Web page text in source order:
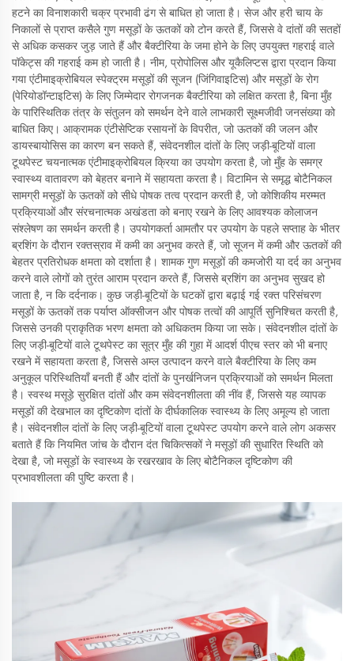
हटने का विनाशकारी चक्र प्रभावी ढंग से बाधित हो जाता है। सेज और हरी चाय के
निकालों से प्राप्त कसैले गुण मसूड़ों के ऊतकों को टोन करते हैं, जिससे वे दांतों की सतहों
से अधिक कसकर जुड़ जाते हैं और बैक्टीरिया के जमा होने के लिए उपयुक्त गहराई वाले
पॉकेट्स की गहराई कम हो जाती है। नीम, प्रोपोलिस और यूकैलिप्टस द्वारा प्रदान किया
गया एंटीमाइक्रोबियल स्पेक्ट्रम मसूड़ों की सूजन (जिंगिवाइटिस) और मसूड़ों के रोग
(पेरियोडॉन्टाइटिस) के लिए जिम्मेदार रोगजनक बैक्टीरिया को लक्षित करता है, बिना मुँह
के पारिस्थितिक तंत्र के संतुलन को समर्थन देने वाले लाभकारी सूक्ष्मजीवी जनसंख्या को
बाधित किए। आक्रामक एंटीसेप्टिक रसायनों के विपरीत, जो ऊतकों की जलन और
डायस्बायोसिस का कारण बन सकते हैं, संवेदनशील दांतों के लिए जड़ी-बूटियों वाला
टूथपेस्ट चयनात्मक एंटीमाइक्रोबियल क्रिया का उपयोग करता है, जो मुँह के समग्र
स्वास्थ्य वातावरण को बेहतर बनाने में सहायता करता है। विटामिन से समृद्ध बोटैनिकल
सामग्री मसूड़ों के ऊतकों को सीधे पोषक तत्व प्रदान करती है, जो कोशिकीय मरम्मत
प्रक्रियाओं और संरचनात्मक अखंडता को बनाए रखने के लिए आवश्यक कोलाजन
संश्लेषण का समर्थन करती है। उपयोगकर्ता आमतौर पर उपयोग के पहले सप्ताह के भीतर
ब्रशिंग के दौरान रक्तस्राव में कमी का अनुभव करते हैं, जो सूजन में कमी और ऊतकों की
बेहतर प्रतिरोधक क्षमता को दर्शाता है। शामक गुण मसूड़ों की कमजोरी या दर्द का अनुभव
करने वाले लोगों को तुरंत आराम प्रदान करते हैं, जिससे ब्रशिंग का अनुभव सुखद हो
जाता है, न कि दर्दनाक। कुछ जड़ी-बूटियों के घटकों द्वारा बढ़ाई गई रक्त परिसंचरण
मसूड़ों के ऊतकों तक पर्याप्त ऑक्सीजन और पोषक तत्वों की आपूर्ति सुनिश्चित करती है,
जिससे उनकी प्राकृतिक भरण क्षमता को अधिकतम किया जा सके। संवेदनशील दांतों के
लिए जड़ी-बूटियों वाले टूथपेस्ट का सूत्र मुँह की गुहा में आदर्श पीएच स्तर को भी बनाए
रखने में सहायता करता है, जिससे अम्ल उत्पादन करने वाले बैक्टीरिया के लिए कम
अनुकूल परिस्थितियाँ बनती हैं और दांतों के पुनर्खनिजन प्रक्रियाओं को समर्थन मिलता
है। स्वस्थ मसूड़े सुरक्षित दांतों और कम संवेदनशीलता की नींव हैं, जिससे यह व्यापक
मसूड़ों की देखभाल का दृष्टिकोण दांतों के दीर्घकालिक स्वास्थ्य के लिए अमूल्य हो जाता
है। संवेदनशील दांतों के लिए जड़ी-बूटियों वाला टूथपेस्ट उपयोग करने वाले लोग अकसर
बताते हैं कि नियमित जांच के दौरान दंत चिकित्सकों ने मसूड़ों की सुधारित स्थिति को
देखा है, जो मसूड़ों के स्वास्थ्य के रखरखाव के लिए बोटैनिकल दृष्टिकोण की
प्रभावशीलता की पुष्टि करता है।